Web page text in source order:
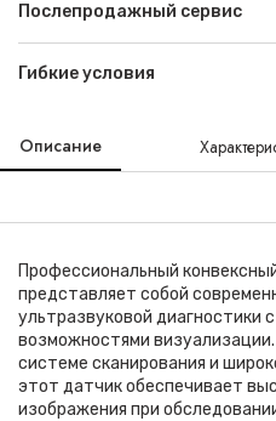
Послепродажный сервис
Гибкие условия
Описание
Профессиональный
представляет собой
ультразвуковой диагностики
возможностями
системе сканирования и
этот датчик обеспечивает
изображения при